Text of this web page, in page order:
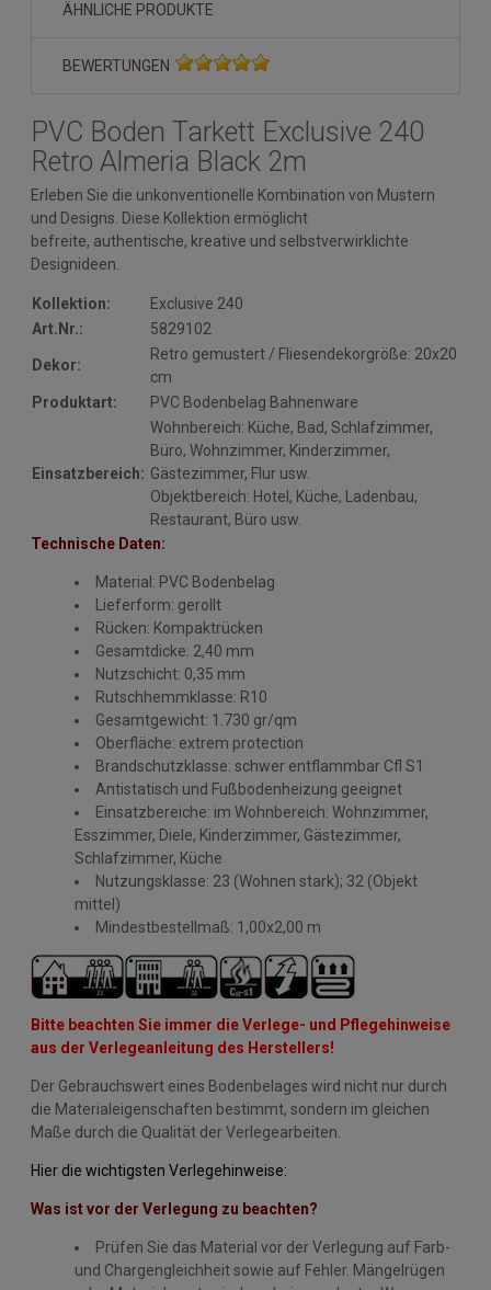
ÄHNLICHE PRODUKTE
BEWERTUNGEN
PVC Boden Tarkett Exclusive 240
Retro Almeria Black 2m
Erleben Sie die unkonventionelle Kombination von Mustern
und Designs. Diese Kollektion ermöglicht
befreite, authentische, kreative und selbstverwirklichte
Designideen.
Kollektion:
Exclusive 240
Art.Nr.:
5829102
Dekor:
Retro gemustert / Fliesendekorgröße: 20x20
cm
Produktart:
PVC Bodenbelag Bahnenware
Einsatzbereich:
Wohnbereich: Küche, Bad, Schlafzimmer,
Büro, Wohnzimmer, Kinderzimmer,
Gästezimmer, Flur usw.
Objektbereich: Hotel, Küche, Ladenbau,
Restaurant, Büro usw.
Technische Daten:
Material: PVC Bodenbelag
Lieferform: gerollt
Rücken: Kompaktrücken
Gesamtdicke: 2,40 mm
Nutzschicht: 0,35 mm
Rutschhemmklasse: R10
Gesamtgewicht: 1.730 gr/qm
Oberfläche: extrem protection
Brandschutzklasse: schwer entflammbar Cfl S1
Antistatisch und Fußbodenheizung geeignet
Einsatzbereiche: im Wohnbereich: Wohnzimmer,
Esszimmer, Diele, Kinderzimmer, Gästezimmer,
Schlafzimmer, Küche
Nutzungsklasse: 23 (Wohnen stark); 32 (Objekt
mittel)
Mindestbestellmaß: 1,00x2,00 m
Bitte beachten Sie immer die Verlege- und Pflegehinweise
aus der Verlegeanleitung des Herstellers!
Der Gebrauchswert eines Bodenbelages wird nicht nur durch
die Materialeigenschaften bestimmt, sondern im gleichen
Maße durch die Qualität der Verlegearbeiten.
Hier die wichtigsten Verlegehinweise:
Was ist vor der Verlegung zu beachten?
Prüfen Sie das Material vor der Verlegung auf Farb-
und Chargengleichheit sowie auf Fehler. Mängelrügen